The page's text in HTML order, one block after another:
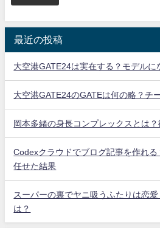
最近の投稿
大空港GATE24は実在する？モデルに
大空港GATE24のGATEは何の略？チ
岡本多緒の身長コンプレックスとは
Codexクラウドでブログ記事を作れ
任せた結果
スーパーの裏でヤニ吸うふたりは恋
は？